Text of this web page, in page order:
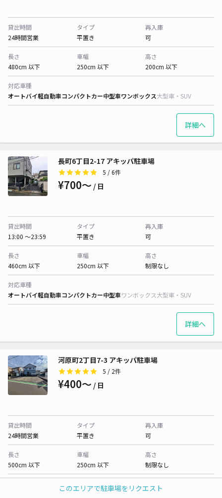
このエリアで駐車場をリクエスト
貸出時間
24時間営業
タイプ
平置き
再入庫
可
長さ
480cm 以下
車幅
250cm 以下
高さ
200cm 以下
対応車種
オートバイ軽自動車コンパクトカー中型車ワンボックス大型車・SUV
詳細へ
長町6丁目2-17 アキッパ駐車場
5 / 6件
¥700〜 / 日
貸出時間
13:00 〜23:59
タイプ
平置き
再入庫
可
長さ
460cm 以下
車幅
250cm 以下
高さ
制限なし
対応車種
オートバイ軽自動車コンパクトカー中型車ワンボックス大型車・SUV
詳細へ
河原町2丁目7-3 アキッパ駐車場
5 / 2件
¥400〜 / 日
貸出時間
24時間営業
タイプ
平置き
再入庫
可
長さ
500cm 以下
車幅
250cm 以下
高さ
制限なし
軽自動車コンパクトカー中型車 ワンボックス 大型車・SUV